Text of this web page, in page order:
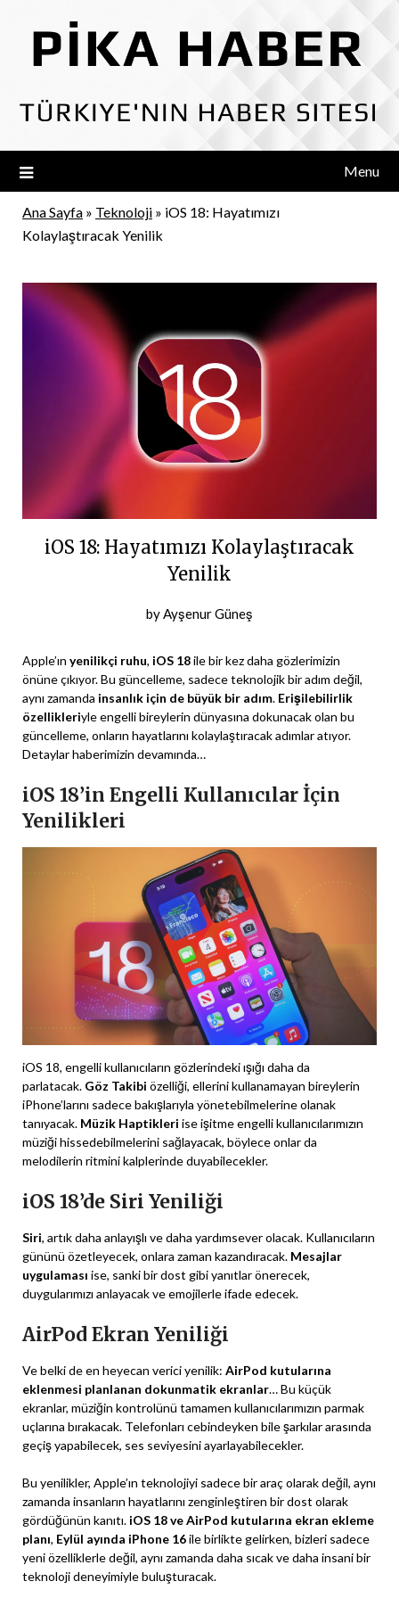
content
Menu
Ana Sayfa » Teknoloji » iOS 18: Hayatımızı
Kolaylaştıracak Yenilik
iOS 18: Hayatımızı Kolaylaştıracak
Yenilik
Posted
8
Haziran
2024
byAyşenur Güneş
Apple’ın yenilikçi ruhu, iOS 18ile bir kez daha gözlerimizin
önüne çıkıyor. Bu güncelleme, sadece teknolojik bir adım değil,
aynı zamanda insanlık için de büyük bir adım. Erişilebilirlik
özellikleriyle engelli bireylerin dünyasına dokunacak olan bu
güncelleme, onların hayatlarını kolaylaştıracak adımlar atıyor.
Detaylar haberimizin devamında…
iOS 18’in Engelli Kullanıcılar İçin
Yenilikleri
iOS 18, engelli kullanıcıların gözlerindeki ışığı daha da
parlatacak. Göz Takibi özelliği, ellerini kullanamayan bireylerin
iPhone’larını sadece bakışlarıyla yönetebilmelerine olanak
tanıyacak. Müzik Haptikleri ise işitme engelli kullanıcılarımızın
müziği hissedebilmelerini sağlayacak, böylece onlar da
melodilerin ritmini kalplerinde duyabilecekler.
iOS 18’de Siri Yeniliği
Siri, artık daha anlayışlı ve daha yardımsever olacak. Kullanıcıların
gününü özetleyecek, onlara zaman kazandıracak. Mesajlar
uygulaması ise, sanki bir dost gibi yanıtlar önerecek,
duygularımızı anlayacak ve emojilerle ifade edecek.
AirPod Ekran Yeniliği
Ve belki de en heyecan verici yenilik: AirPod kutularına
eklenmesi planlanan dokunmatik ekranlar… Bu küçük
ekranlar, müziğin kontrolünü tamamen kullanıcılarımızın parmak
uçlarına bırakacak. Telefonları cebindeyken bile şarkılar arasında
geçiş yapabilecek, ses seviyesini ayarlayabilecekler.
Bu yenilikler, Apple’ın teknolojiyi sadece bir araç olarak değil, aynı
zamanda insanların hayatlarını zenginleştiren bir dost olarak
gördüğünün kanıtı. iOS 18 ve AirPod kutularına ekran ekleme
planı, Eylül ayında iPhone 16ile birlikte gelirken, bizleri sadece
yeni özelliklerle değil, aynı zamanda daha sıcak ve daha insani bir
teknoloji deneyimiyle buluşturacak.